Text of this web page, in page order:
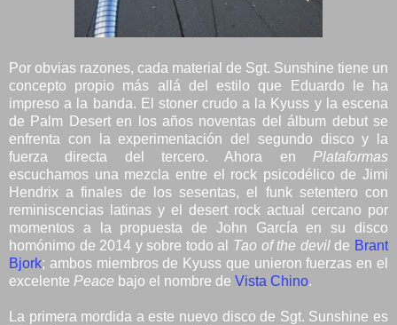
Por obvias razones, cada material de Sgt. Sunshine tiene un
concepto propio más allá del estilo que Eduardo le ha
impreso a la banda. El stoner crudo a la Kyuss y la escena
de Palm Desert en los años noventas del álbum debut se
enfrenta con la experimentación del segundo disco y la
fuerza directa del tercero. Ahora en Plataformas
escuchamos una mezcla entre el rock psicodélico de Jimi
Hendrix a finales de los sesentas, el funk setentero con
reminiscencias latinas y el desert rock actual cercano por
momentos a la propuesta de John García en su disco
homónimo de 2014 y sobre todo al Tao of the devilde Brant
Bjork; ambos miembros de Kyuss que unieron fuerzas en el
excelente Peace bajo el nombre de Vista Chino.
La primera mordida a este nuevo disco de Sgt. Sunshine es